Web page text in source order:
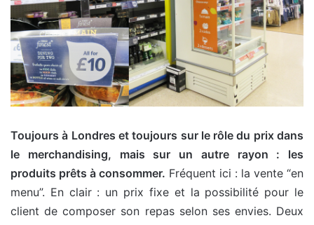
Toujours à Londres et toujours sur le rôle du prix dans
le merchandising, mais sur un autre rayon : les
produits prêts à consommer. Fréquent ici : la vente “en
menu”. En clair : un prix fixe et la possibilité pour le
client de composer son repas selon ses envies. Deux